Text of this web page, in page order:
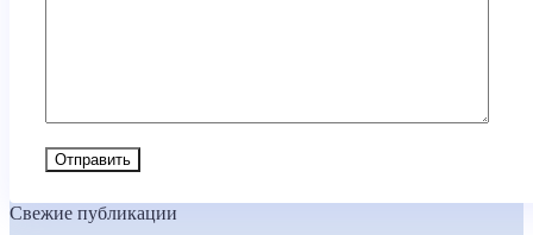
Свежие публикации